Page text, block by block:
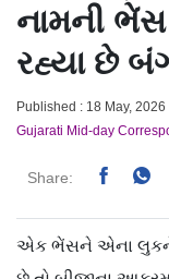
નામની
રહ્યા છે
Published : 18 May,
Gujarati Mid-day
Share:
એક ભેંસને એના લુકને